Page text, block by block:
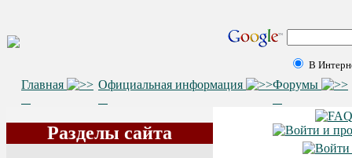
В
Главная Официальная информация Форумы
Разделы сайта